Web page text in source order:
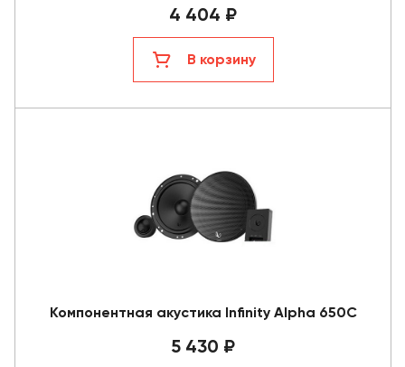
4 404 ₽
В корзину
Компонентная акустика Infinity Alpha 650C
5 430 ₽